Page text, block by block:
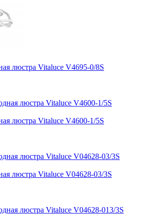
люстра Vitaluce V4695-0/8S
люстра Vitaluce V4600-1/5S
люстра Vitaluce V04628-03/3S